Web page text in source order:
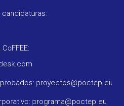
proyectos@poctep.eu
programa@poctep.eu